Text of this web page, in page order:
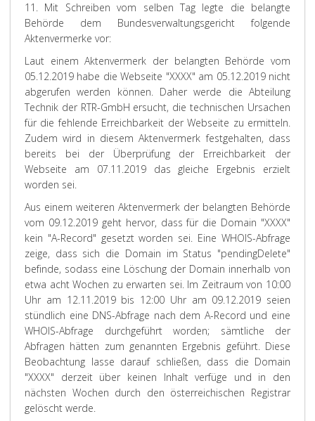
11. Mit Schreiben vom selben Tag legte die belangte
Behörde dem Bundesverwaltungsgericht folgende
Aktenvermerke vor:
Laut einem Aktenvermerk der belangten Behörde vom
05.12.2019 habe die Webseite "XXXX" am 05.12.2019 nicht
abgerufen werden können. Daher werde die Abteilung
Technik der RTR-GmbH ersucht, die technischen Ursachen
für die fehlende Erreichbarkeit der Webseite zu ermitteln.
Zudem wird in diesem Aktenvermerk festgehalten, dass
bereits bei der Überprüfung der Erreichbarkeit der
Webseite am 07.11.2019 das gleiche Ergebnis erzielt
worden sei.
Aus einem weiteren Aktenvermerk der belangten Behörde
vom 09.12.2019 geht hervor, dass für die Domain "XXXX"
kein "A-Record" gesetzt worden sei. Eine WHOIS-Abfrage
zeige, dass sich die Domain im Status "pendingDelete"
befinde, sodass eine Löschung der Domain innerhalb von
etwa acht Wochen zu erwarten sei. Im Zeitraum von 10:00
Uhr am 12.11.2019 bis 12:00 Uhr am 09.12.2019 seien
stündlich eine DNS-Abfrage nach dem A-Record und eine
WHOIS-Abfrage durchgeführt worden; sämtliche der
Abfragen hätten zum genannten Ergebnis geführt. Diese
Beobachtung lasse darauf schließen, dass die Domain
"XXXX" derzeit über keinen Inhalt verfüge und in den
nächsten Wochen durch den österreichischen Registrar
gelöscht werde.